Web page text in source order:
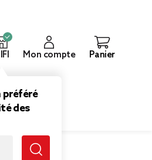
préféré
des
Mon compte Panier